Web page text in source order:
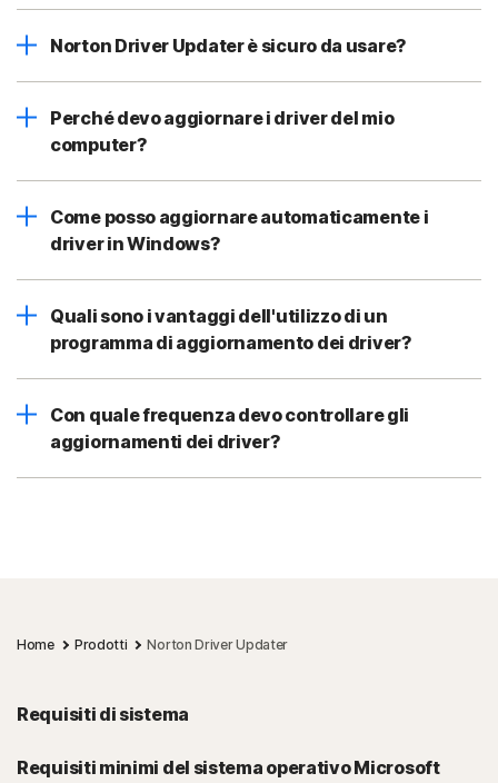
Norton Driver Updater è sicuro da usare?
Perché devo aggiornare i driver del mio
computer?
Come posso aggiornare automaticamente i
driver in Windows?
Quali sono i vantaggi dell'utilizzo di un
programma di aggiornamento dei driver?
Con quale frequenza devo controllare gli
aggiornamenti dei driver?
Home Prodotti Norton Driver Updater
Requisiti di sistema
Requisiti minimi del sistema operativo Microsoft